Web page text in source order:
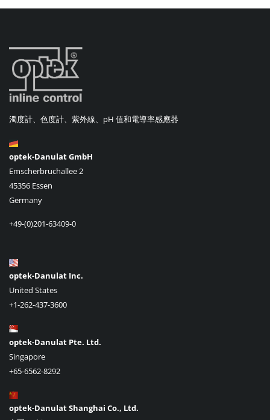
濁度計、色度計、紫外線、pH 值和電導率感應器
optek-Danulat GmbH
Emscherbruchallee 2
45356 Essen
Germany
+49-(0)201-63409-0
optek-Danulat Inc.
United States
+1-262-437-3600
optek-Danulat Pte. Ltd.
Singapore
+65-6562-8292
optek-Danulat Shanghai Co., Ltd.